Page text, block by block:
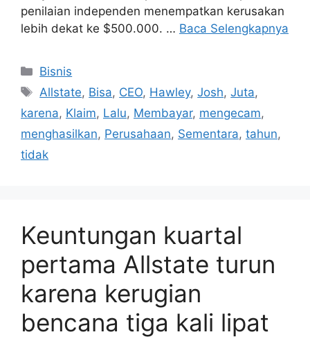
penilaian independen menempatkan kerusakan
lebih dekat ke $500.000. … Baca Selengkapnya
Kategori
Bisnis
Tag
Allstate, Bisa, CEO, Hawley,Josh,Juta,
karena, Klaim, Lalu, Membayar, mengecam,
menghasilkan, Perusahaan, Sementara, tahun,
tidak
Keuntungan kuartal
pertama Allstate turun
karena kerugian
bencana tiga kali lipat